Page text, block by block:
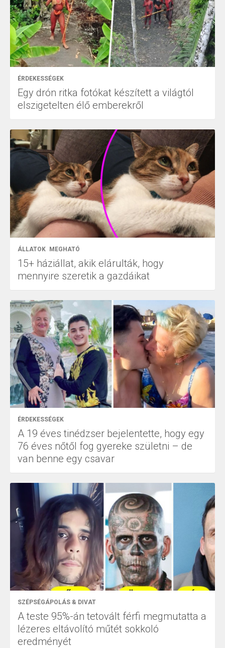
ÉRDEKESSÉGEK
Egy drón ritka fotókat készített a világtól
elszigetelten élő emberekről
ÁLLATOK MEGHATÓ
15+ háziállat, akik elárulták, hogy
mennyire szeretik a gazdáikat
ÉRDEKESSÉGEK
A 19 éves tinédzser bejelentette, hogy egy
76 éves nőtől fog gyereke születni – de
van benne egy csavar
SZÉPSÉGÁPOLÁS & DIVAT
A teste 95%-án tetovált férfi megmutatta a
lézeres eltávolító műtét sokkoló
eredményét